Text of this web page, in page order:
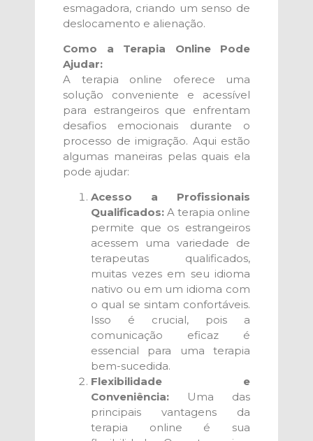
esmagadora, criando um senso de
deslocamento e alienação.
Como a Terapia Online Pode
Ajudar:
A terapia online oferece uma
solução conveniente e acessível
para estrangeiros que enfrentam
desafios emocionais durante o
processo de imigração. Aqui estão
algumas maneiras pelas quais ela
pode ajudar:
Acesso a Profissionais
Qualificados: A terapia online
permite que os estrangeiros
acessem uma variedade de
terapeutas qualificados,
muitas vezes em seu idioma
nativo ou em um idioma com
o qual se sintam confortáveis.
Isso é crucial, pois a
comunicação eficaz é
essencial para uma terapia
bem-sucedida.
Flexibilidade e
Conveniência: Uma das
principais vantagens da
terapia online é sua